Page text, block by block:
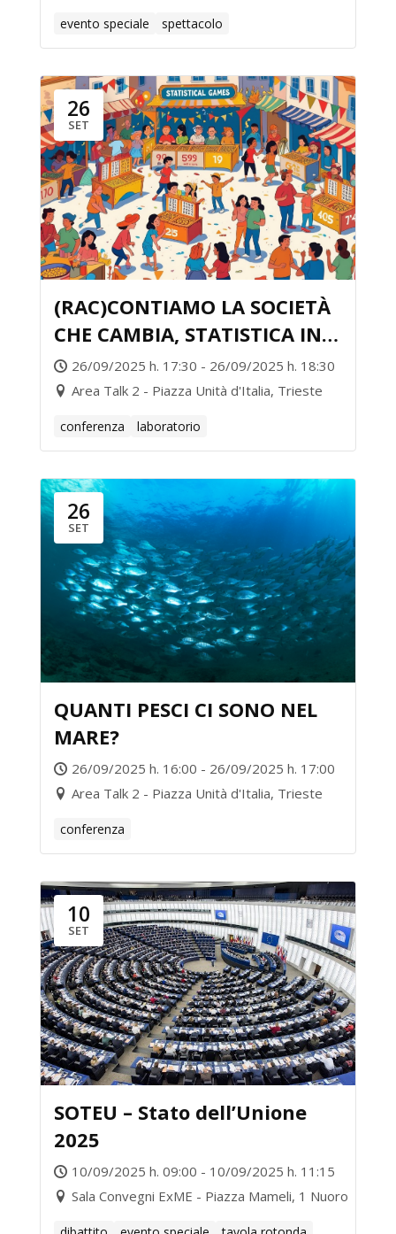
evento speciale spettacolo
26
SET
(RAC)CONTIAMO LA SOCIETÀ
CHE CAMBIA, STATISTICA IN
GIOCO!
26/09/2025 h. 17:30 - 26/09/2025 h. 18:30
Area Talk 2 - Piazza Unità d'Italia, Trieste
conferenza laboratorio
26
SET
QUANTI PESCI CI SONO NEL
MARE?
26/09/2025 h. 16:00 - 26/09/2025 h. 17:00
Area Talk 2 - Piazza Unità d'Italia, Trieste
conferenza
10
SET
SOTEU – Stato dell’Unione
2025
10/09/2025 h. 09:00 - 10/09/2025 h. 11:15
Sala Convegni ExME - Piazza Mameli, 1 Nuoro